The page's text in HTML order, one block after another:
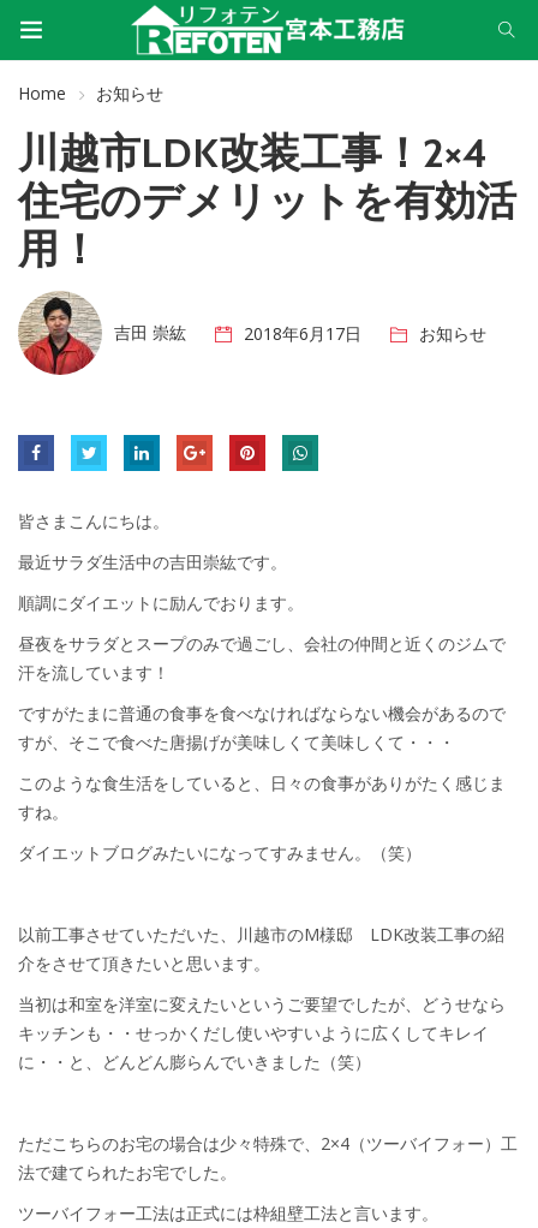
Home お知らせ
川越市LDK改装工事！2×4
住宅のデメリットを有効活
用！
吉田 崇紘 2018年6月17日 お知らせ
皆さまこんにちは。
最近サラダ生活中の吉田崇紘です。
順調にダイエットに励んでおります。
昼夜をサラダとスープのみで過ごし、会社の仲間と近くのジムで
汗を流しています！
ですがたまに普通の食事を食べなければならない機会があるので
すが、そこで食べた唐揚げが美味しくて美味しくて・・・
このような食生活をしていると、日々の食事がありがたく感じま
すね。
ダイエットブログみたいになってすみません。（笑）
以前工事させていただいた、川越市のM様邸 LDK改装工事の紹
介をさせて頂きたいと思います。
当初は和室を洋室に変えたいというご要望でしたが、どうせなら
キッチンも・・せっかくだし使いやすいように広くしてキレイ
に・・と、どんどん膨らんでいきました（笑）
ただこちらのお宅の場合は少々特殊で、2×4（ツーバイフォー）工
法で建てられたお宅でした。
ツーバイフォー工法は正式には枠組壁工法と言います。